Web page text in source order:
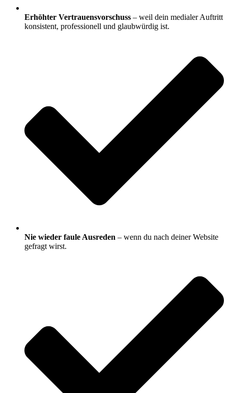
Erhöhter Vertrauensvorschuss – weil dein medialer Auftritt
konsistent, professionell und glaubwürdig ist.
Nie wieder faule Ausreden – wenn du nach deiner Website
gefragt wirst.